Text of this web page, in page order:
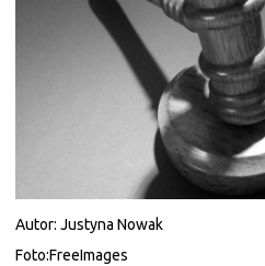
Autor: Justyna Nowak
Foto:FreeImages